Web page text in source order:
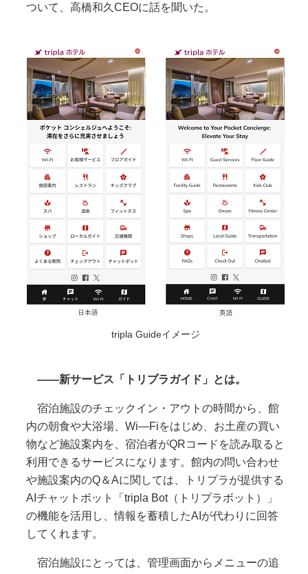
ついて、高橋和久CEOに話を聞いた。
tripla Guideイメージ
――新サービス「トリプラガイド」とは。
宿泊施設のチェックイン・アウトの時間から、館
内の朝食や大浴場、Wi―Fiをはじめ、お土産の買い
物など施設案内を、宿泊者がQRコードを読み取ると
利用できるサービスになります。館内の問い合わせ
や施設案内のQ＆Aに関しては、トリプラが提供する
AIチャットボット「tripla Bot（トリプラボット）」
の機能を活用し、情報を蓄積したAIが代わりに回答
してくれます。
宿泊施設にとっては、管理画面からメニューの追